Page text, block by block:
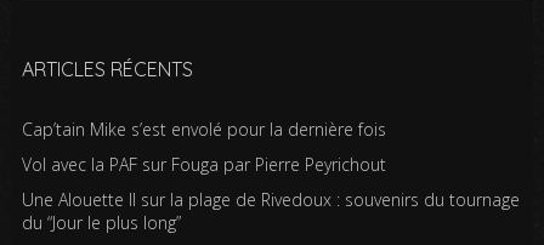
ARTICLES RÉCENTS
Cap’tain Mike s’est envolé pour la dernière fois
Vol avec la PAF sur Fouga par Pierre Peyrichout
Une Alouette II sur la plage de Rivedoux : souvenirs du tournage
du “Jour le plus long”